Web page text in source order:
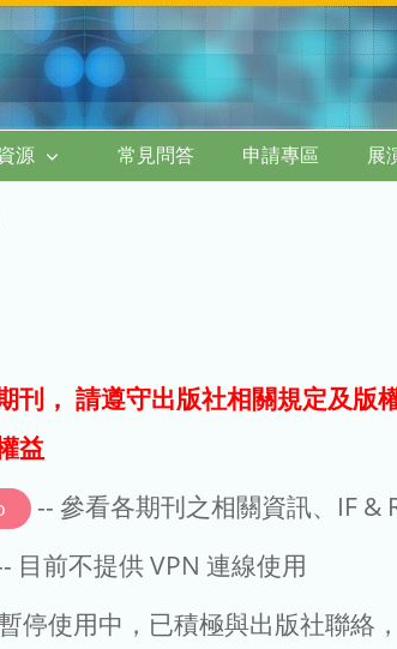
源 常見問答 申請專區 展
刊， 請遵守出版社相關規定及版
益
-- 參看各期刊之相關資訊、IF
目前不提供 VPN 連線使用
停使用中，已積極與出版社聯絡